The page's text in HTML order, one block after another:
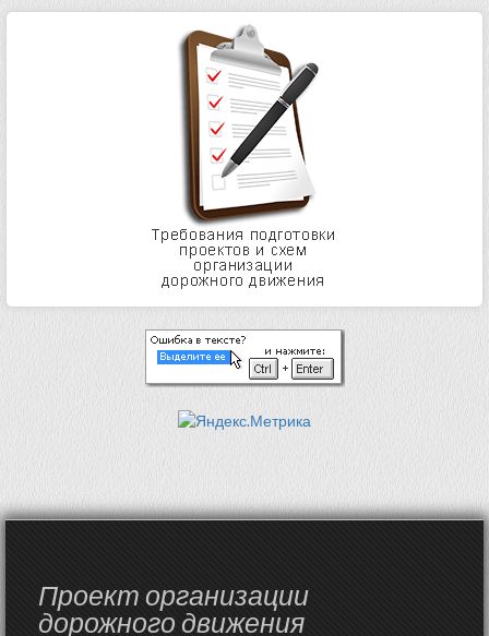
Проект организации
дорожного движения